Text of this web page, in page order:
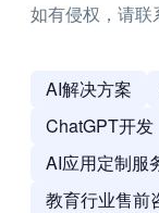
如有侵权，请联
AI解决方案
ChatGPT开发
AI应用定制服
教育行业售前